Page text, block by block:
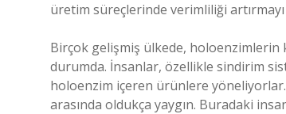
üretim süreçlerinde verimliliği
Birçok gelişmiş ülkede, holoenzimlerin
durumda. İnsanlar, özellikle sindirim
holoenzim içeren ürünlere
arasında oldukça yaygın. Buradaki